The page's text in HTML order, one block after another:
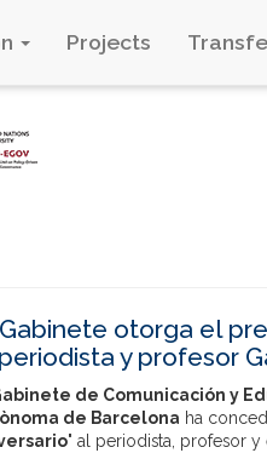
Projects
otorga el
y profesor
de Comunicación y
de Barcelona ha
" al periodista, profesor y